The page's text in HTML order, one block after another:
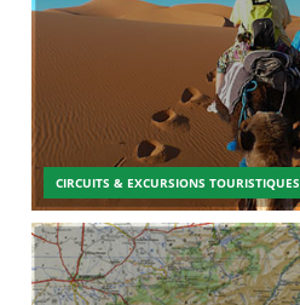
CIRCUITS & EXCURSIONS TOURISTIQUES